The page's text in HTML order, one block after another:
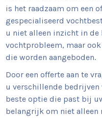
is het raadzaam om een
gespecialiseerd
u niet alleen inzicht in de
vochtprobleem, maar
die worden aangeboden.
Door een offerte aan te
u verschillende
beste optie die past bij
belangrijk om niet alleen